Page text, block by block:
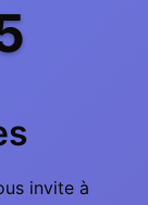
invite à